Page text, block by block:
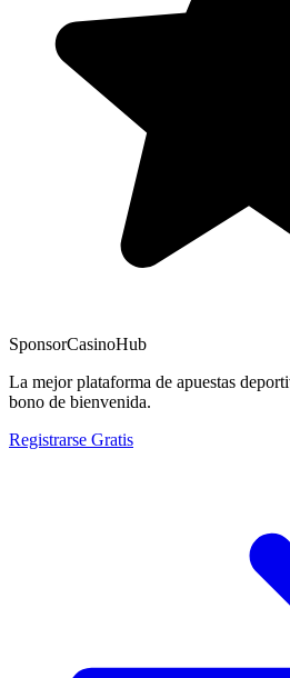
SponsorCasinoHub
La mejor plataforma de apuestas
bono de bienvenida.
Registrarse Gratis